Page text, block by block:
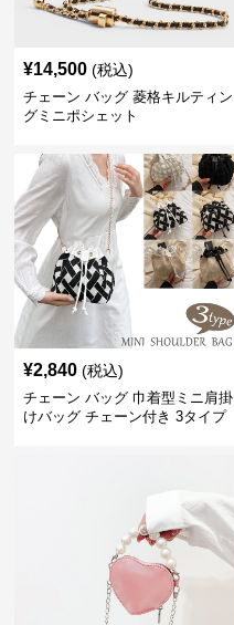
¥14,500 (税込)
チェーン バッグ 菱格キルティン
グミニポシェット
¥2,840 (税込)
チェーン バッグ 巾着型ミニ肩掛
けバッグ チェーン付き 3タイプ